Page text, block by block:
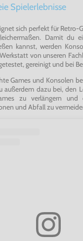
Spielerlebnisse
sich perfekt für Retro-
Damit du
kannst, werden
von unseren
gereinigt und bei
Games und Konsolen
außerdem dazu bei, den
zu verlängern und
und Abfall zu